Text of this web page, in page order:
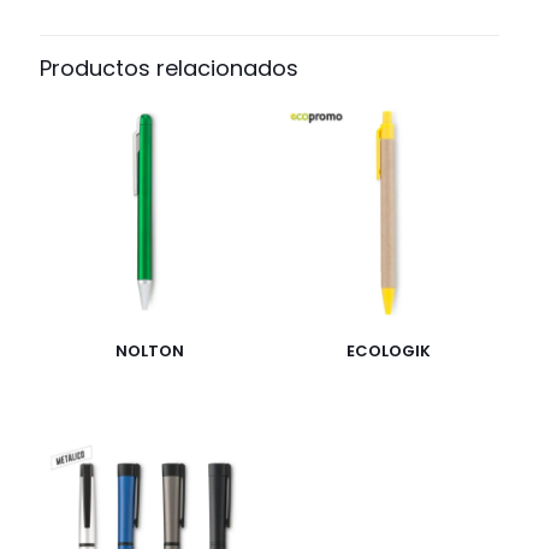
Productos relacionados
NOLTON ECOLOGIK